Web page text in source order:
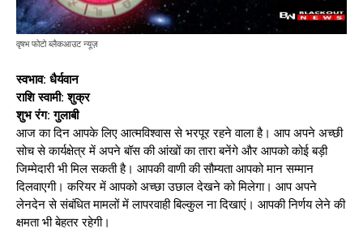
वृषभ फोटो ब्लैकआउट न्यूज़
स्वभाव: धैर्यवान
राशि स्वामी: शुक्र
शुभ रंग: गुलाबी
आज का दिन आपके लिए आत्मविश्वास से भरपूर रहने वाला है। आप अपने अच्छी
सोच से कार्यक्षेत्र में अपने बॉस की आंखों का तारा बनेंगे और आपको कोई बड़ी
जिम्मेदारी भी मिल सकती है। आपकी वाणी की सौम्यता आपको मान सम्मान
दिलवाएगी। करियर में आपको अच्छा उछाल देखने को मिलेगा। आप अपने
लेनदेन से संबंधित मामलों में लापरवाही बिल्कुल ना दिखाएं। आपकी निर्णय लेने की
क्षमता भी बेहतर रहेगी।